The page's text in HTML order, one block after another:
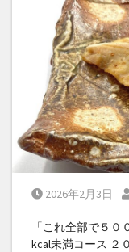
Posted on
2026年2月3日
「これ全部で５
kcal未満コース ２